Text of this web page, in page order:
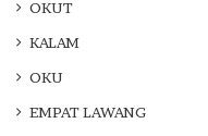
OKUT
KALAM
OKU
EMPAT LAWANG